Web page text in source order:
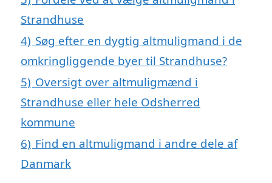
Strandhuse
4) Søg efter en dygtig altmuligmand i de
omkringliggende byer til Strandhuse?
5) Oversigt over altmuligmænd i
Strandhuse eller hele Odsherred
kommune
6) Find en altmuligmand i andre dele af
Danmark